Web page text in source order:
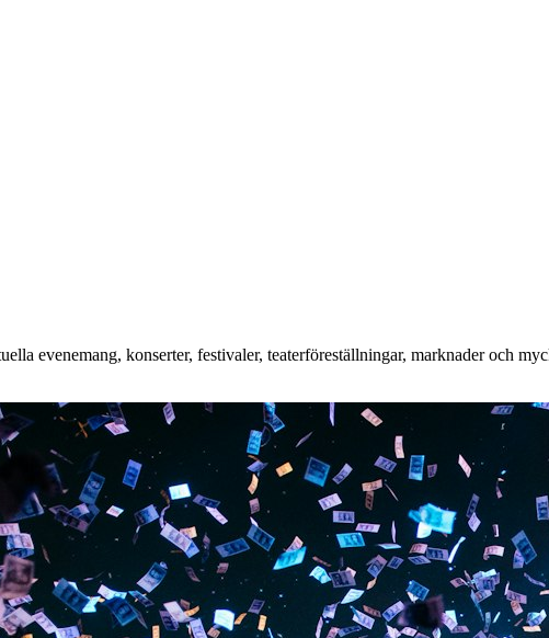
evenemang, konserter, festivaler, teaterföreställningar, marknader och